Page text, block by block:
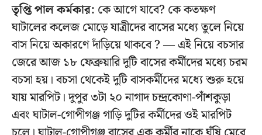
তৃপ্তি পাল কর্মকার: কে আগে যাবে? কে কতক্ষণ
ঘাটালের কলেজ মোড়ে যাত্রীদের বাসের মধ্যে তুলে নিয়ে
বাস নিয়ে অকারণে দাঁড়িয়ে থাকবে ? — এই নিয়ে বচসার
জেরে আজ ১৮ ফেব্রুয়ারি দুটি বাসের কর্মীদের মধ্যে চরম
বচসা হয়। বচসা থেকেই দুটি বাসকর্মীদের মধ্যে শুরু হয়ে
যায় মারপিট। দুপুর ৩টা ২০ নাগাদ চন্দ্রকোণা-পাঁশকুড়া
এবং ঘাটাল-গোপীগঞ্জ গাড়ি দুটির কর্মীদের ওই মারপিট